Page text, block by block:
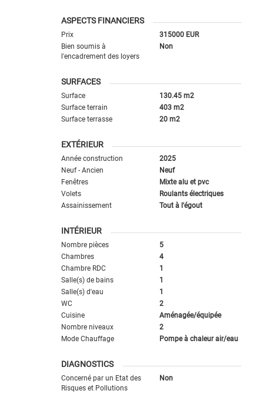
ASPECTS FINANCIERS
Prix
315000 EUR
Bien soumis à
l'encadrement des loyers
Non
SURFACES
Surface
130.45 m2
Surface terrain
403 m2
Surface terrasse
20 m2
EXTÉRIEUR
Année construction
2025
Neuf - Ancien
Neuf
Fenêtres
Mixte alu et pvc
Volets
Roulants électriques
Assainissement
Tout à l'égout
INTÉRIEUR
Nombre pièces
5
Chambres
4
Chambre RDC
1
Salle(s) de bains
1
Salle(s) d'eau
1
WC
2
Cuisine
Aménagée/équipée
Nombre niveaux
2
Mode Chauffage
Pompe à chaleur air/eau
DIAGNOSTICS
Concerné par un Etat des
Risques et Pollutions
Non